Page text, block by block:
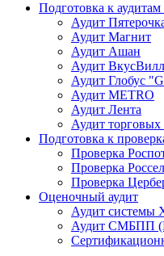
Подготовка к аудитам
Аудит
Аудит Магнит
Аудит Ашан
Аудит ВкусВилл
Аудит Глобус
Аудит METRO
Аудит Лента
Аудит торговых
Подготовка к
Проверка
Проверка
Проверка
Оценочный аудит
Аудит
Аудит СМБПП